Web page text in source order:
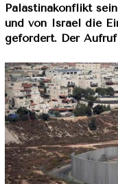
Palästinakonflikt
und von Israel die
gefordert. Der